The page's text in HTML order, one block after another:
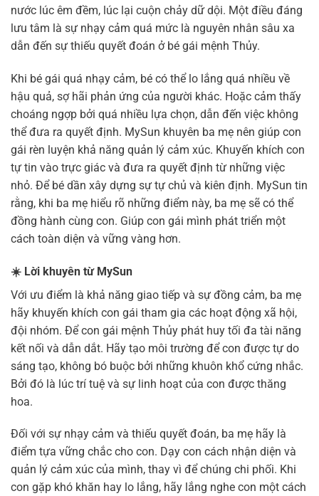
nước lúc êm đềm, lúc lại cuộn chảy dữ dội. Một điều đáng
lưu tâm là sự nhạy cảm quá mức là nguyên nhân sâu xa
dẫn đến sự thiếu quyết đoán ở bé gái mệnh Thủy.
Khi bé gái quá nhạy cảm, bé có thể lo lắng quá nhiều về
hậu quả, sợ hãi phản ứng của người khác. Hoặc cảm thấy
choáng ngợp bởi quá nhiều lựa chọn, dẫn đến việc không
thể đưa ra quyết định. MySun khuyên ba mẹ nên giúp con
gái rèn luyện khả năng quản lý cảm xúc. Khuyến khích con
tự tin vào trực giác và đưa ra quyết định từ những việc
nhỏ. Để bé dần xây dựng sự tự chủ và kiên định. MySun tin
rằng, khi ba mẹ hiểu rõ những điểm này, ba mẹ sẽ có thể
đồng hành cùng con. Giúp con gái mình phát triển một
cách toàn diện và vững vàng hơn.
☀️ Lời khuyên từ MySun
Với ưu điểm là khả năng giao tiếp và sự đồng cảm, ba mẹ
hãy khuyến khích con gái tham gia các hoạt động xã hội,
đội nhóm. Để con gái mệnh Thủy phát huy tối đa tài năng
kết nối và dẫn dắt. Hãy tạo môi trường để con được tự do
sáng tạo, không bó buộc bởi những khuôn khổ cứng nhắc.
Bởi đó là lúc trí tuệ và sự linh hoạt của con được thăng
hoa.
Đối với sự nhạy cảm và thiếu quyết đoán, ba mẹ hãy là
điểm tựa vững chắc cho con. Dạy con cách nhận diện và
quản lý cảm xúc của mình, thay vì để chúng chi phối. Khi
con gặp khó khăn hay lo lắng, hãy lắng nghe con một cách